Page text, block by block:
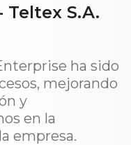
S.A.
ha sido
mejorando
y
en la
empresa.